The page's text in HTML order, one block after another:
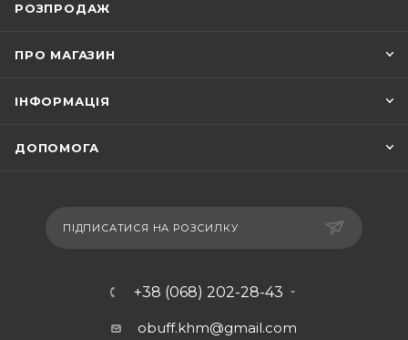
РОЗПРОДАЖ
ПРО МАГАЗИН
ІНФОРМАЦІЯ
ДОПОМОГА
ПІДПИСАТИСЯ НА РОЗСИЛКУ
+38 (068) 202-28-43
obuff.khm@gmail.com